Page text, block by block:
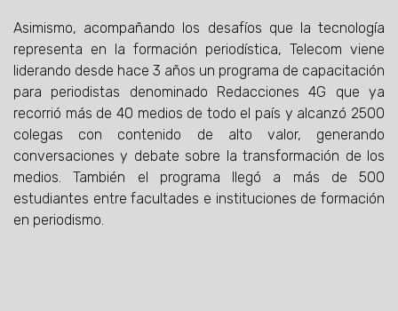
Asimismo, acompañando los desafíos que la tecnología
representa en la formación periodística, Telecom viene
liderando desde hace 3 años un programa de capacitación
para periodistas denominado Redacciones 4G que ya
recorrió más de 40 medios de todo el país y alcanzó 2500
colegas con contenido de alto valor, generando
conversaciones y debate sobre la transformación de los
medios. También el programa llegó a más de 500
estudiantes entre facultades e instituciones de formación
en periodismo.